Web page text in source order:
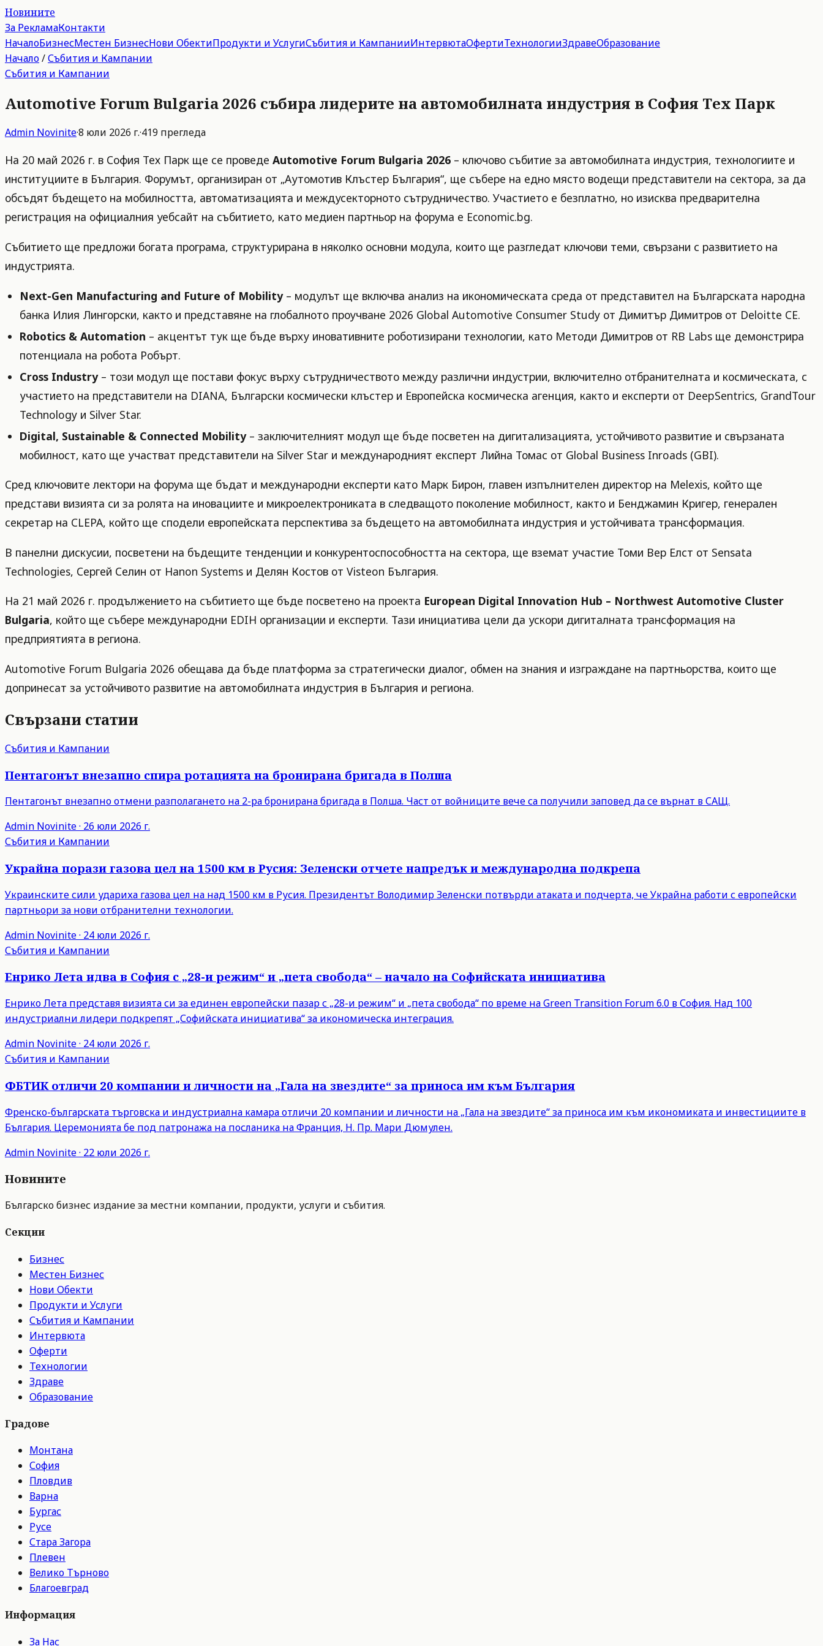
Новините
За РекламаКонтакти
НачалоБизнесМестен БизнесНови ОбектиПродукти и УслугиСъбития и КампанииИнтервютаОфертиТехнологииЗдравеОбразование
Начало/Събития и Кампании
Събития и Кампании
Automotive Forum Bulgaria 2026 събира лидерите на автомобилната индустрия в София Тех Парк
Admin Novinite·8 юли 2026 г.·419 прегледа
На 20 май 2026 г. в София Тех Парк ще се проведе Automotive Forum Bulgaria 2026 – ключово събитие за автомобилната индустрия, технологиите и
институциите в България. Форумът, организиран от „Аутомотив Клъстер България“, ще събере на едно място водещи представители на сектора, за да
обсъдят бъдещето на мобилността, автоматизацията и междусекторното сътрудничество. Участието е безплатно, но изисква предварителна
регистрация на официалния уебсайт на събитието, като медиен партньор на форума е Economic.bg.
Събитието ще предложи богата програма, структурирана в няколко основни модула, които ще разгледат ключови теми, свързани с развитието на
индустрията.
Next-Gen Manufacturing and Future of Mobility– модулът ще включва анализ на икономическата среда от представител на Българската народна
банка Илия Лингорски, както и представяне на глобалното проучване 2026 Global Automotive Consumer Study от Димитър Димитров от Deloitte CE.
Robotics & Automation – акцентът тук ще бъде върху иновативните роботизирани технологии, като Методи Димитров от RB Labs ще демонстрира
потенциала на робота Робърт.
Cross Industry– този модул ще постави фокус върху сътрудничеството между различни индустрии, включително отбранителната и космическата, с
участието на представители на DIANA, Български космически клъстер и Европейска космическа агенция, както и експерти от DeepSentrics, GrandTour
Technology и Silver Star.
Digital, Sustainable & Connected Mobility– заключителният модул ще бъде посветен на дигитализацията, устойчивото развитие и свързаната
мобилност, като ще участват представители на Silver Star и международният експерт Лийна Томас от Global Business Inroads (GBI).
Сред ключовите лектори на форума ще бъдат и международни експерти като Марк Бирон, главен изпълнителен директор на Melexis, който ще
представи визията си за ролята на иновациите и микроелектрониката в следващото поколение мобилност, както и Бенджамин Кригер, генерален
секретар на CLEPA, който ще сподели европейската перспектива за бъдещето на автомобилната индустрия и устойчивата трансформация.
В панелни дискусии, посветени на бъдещите тенденции и конкурентоспособността на сектора, ще вземат участие Томи Вер Елст от Sensata
Technologies, Сергей Селин от Hanon Systems и Делян Костов от Visteon България.
На 21 май 2026 г. продължението на събитието ще бъде посветено на проекта European Digital Innovation Hub – Northwest Automotive Cluster
Bulgaria, който ще събере международни EDIH организации и експерти. Тази инициатива цели да ускори дигиталната трансформация на
предприятията в региона.
Automotive Forum Bulgaria 2026 обещава да бъде платформа за стратегически диалог, обмен на знания и изграждане на партньорства, които ще
допринесат за устойчивото развитие на автомобилната индустрия в България и региона.
Свързани статии
Събития и Кампании
Пентагонът внезапно спира ротацията на бронирана бригада в Полша
Пентагонът внезапно отмени разполагането на 2-ра бронирана бригада в Полша. Част от войниците вече са получили заповед да се върнат в САЩ.
Admin Novinite· 26 юли 2026 г.
Събития и Кампании
Украйна порази газова цел на 1500 км в Русия: Зеленски отчете напредък и международна подкрепа
Украинските сили удариха газова цел на над 1500 км в Русия. Президентът Володимир Зеленски потвърди атаката и подчерта, че Украйна работи с европейски
партньори за нови отбранителни технологии.
Admin Novinite· 24 юли 2026 г.
Събития и Кампании
Енрико Лета идва в София с „28-и режим“ и „пета свобода“ – начало на Софийската инициатива
Енрико Лета представя визията си за единен европейски пазар с „28-и режим“ и „пета свобода“ по време на Green Transition Forum 6.0 в София. Над 100
индустриални лидери подкрепят „Софийската инициатива“ за икономическа интеграция.
Admin Novinite· 24 юли 2026 г.
Събития и Кампании
ФБТИК отличи 20 компании и личности на „Гала на звездите“ за приноса им към България
Френско-българската търговска и индустриална камара отличи 20 компании и личности на „Гала на звездите“ за приноса им към икономиката и инвестициите в
България. Церемонията бе под патронажа на посланика на Франция, Н. Пр. Мари Дюмулен.
Admin Novinite· 22 юли 2026 г.
Новините
Българско бизнес издание за местни компании, продукти, услуги и събития.
Секции
Бизнес
Местен Бизнес
Нови Обекти
Продукти и Услуги
Събития и Кампании
Интервюта
Оферти
Технологии
Здраве
Образование
Градове
Монтана
София
Пловдив
Варна
Бургас
Русе
Стара Загора
Плевен
Велико Търново
Благоевград
Информация
За Нас